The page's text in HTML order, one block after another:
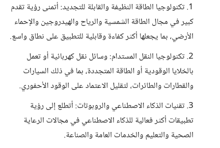
1. تكنولوجيا الطاقة النظيفة والقابلة للتجديد: أتمنى رؤية تقدم
كبير في مجال الطاقة الشمسية والرياح والهيدروجين والإحماء
الأرضي، بما يجعلها أكثر كفاءة وقابلية للتطبيق على نطاق واسع.
2. تكنولوجيا النقل المستدام: وسائل نقل كهربائية أو تعمل
بالخلايا الوقودية أو الطاقة المتجددة، بما في ذلك السيارات
والقطارات والطائرات، لتقليل الاعتماد على الوقود الأحفوري.
3. تقنيات الذكاء الاصطناعي والروبوتات: أتطلع إلى رؤية
تطبيقات أكثر فعالية للذكاء الاصطناعي في مجالات الرعاية
الصحية والتعليم والخدمات العامة والصناعة.